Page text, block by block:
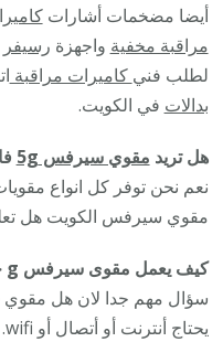
أيضا مضخمات أشارات
مراقبة مخفية واجهزة رسيفر
لطلب فني كاميرات مراقبة
بدالات في الكويت.
هل تريد مقوي سيرفس 5g
نعم نحن توفر كل انواع
مقوي سيرفس الكويت هل
كيف يعمل مقوى سيرفس g جى؟
سؤال مهم جدا لان هل
يحتاج أنترنت أو أتصال أو wifi.